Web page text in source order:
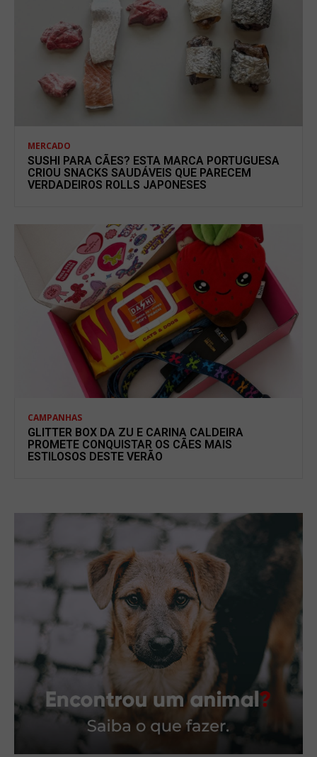
MERCADO
SUSHI PARA CÃES? ESTA MARCA PORTUGUESA
CRIOU SNACKS SAUDÁVEIS QUE PARECEM
VERDADEIROS ROLLS JAPONESES
CAMPANHAS
GLITTER BOX DA ZU E CARINA CALDEIRA
PROMETE CONQUISTAR OS CÃES MAIS
ESTILOSOS DESTE VERÃO